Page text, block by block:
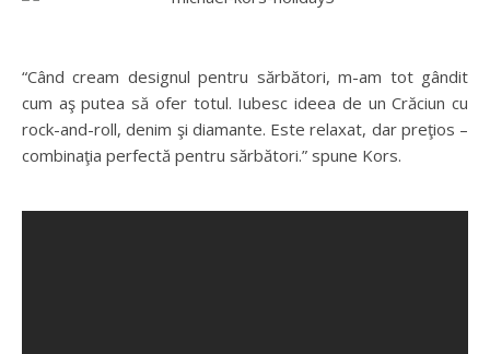
“Când cream designul pentru sărbători, m-am tot gândit
cum aş putea să ofer totul. Iubesc ideea de un Crăciun cu
rock-and-roll, denim şi diamante. Este relaxat, dar preţios –
combinaţia perfectă pentru sărbători.” spune Kors.